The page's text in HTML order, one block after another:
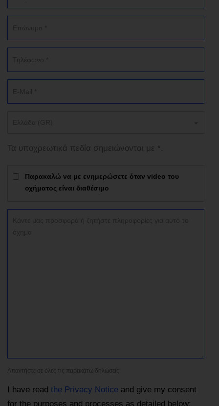
Τα υποχρεωτικά πεδία σημειώνονται με *.
Παρακαλώ να με ενημερώσετε όταν video του
οχήματος είναι διαθέσιμο
Απαντήστε σε όλες τις παρακάτω δηλώσεις
I have read the Privacy Notice and give my consent
for the purposes and processes as detailed below: